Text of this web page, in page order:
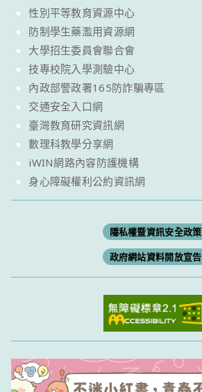
性別平等教育資源中心
防制學生藥濫用資源網
大學招生委員會聯合會
技專校院入學測驗中心
內政部警政署165防詐騙專區
交通安全入口網
臺灣教育研究資訊網
數理科教學分享網
iWIN網路內容防護機構
身心障礙權利公約資訊網
隱私權暨資訊安全政策
政府網站資料開放宣告